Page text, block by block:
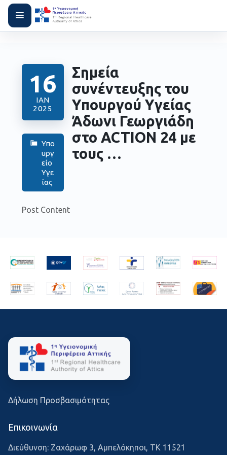
16
ΙΑΝ
2025
Υπο
υργ
είο
Υγε
ίας
Σημεία
συνέντευξης του
Υπουργού Υγείας
Άδωνι Γεωργιάδη
στο ACTION 24 με
τους …
Post Content
Δήλωση Προσβασιμότητας
Επικοινωνία
Διεύθυνση: Ζαχάρωφ 3, Αμπελόκηποι, ΤΚ 11521